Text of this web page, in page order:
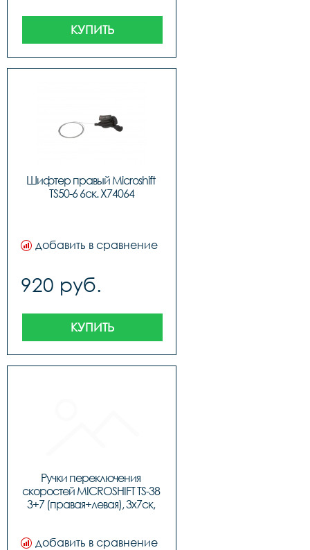
КУПИТЬ
Шифтер правый Microshift
TS50-6 6ск. Х74064
добавить в сравнение
920 руб.
КУПИТЬ
Ручки переключения
скоростей MICROSHIFT TS-38
3+7 (правая+левая), 3x7ск,
добавить в сравнение